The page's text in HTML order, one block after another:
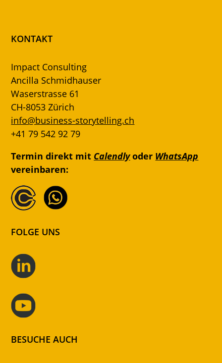
KONTAKT
Impact Consulting
Ancilla Schmidhauser
Waserstrasse 61
CH-8053 Zürich
info@business-storytelling.ch
+41 79 542 92 79
Termin direkt mit Calendlyoder WhatsApp
vereinbaren:
FOLGE UNS
BESUCHE AUCH